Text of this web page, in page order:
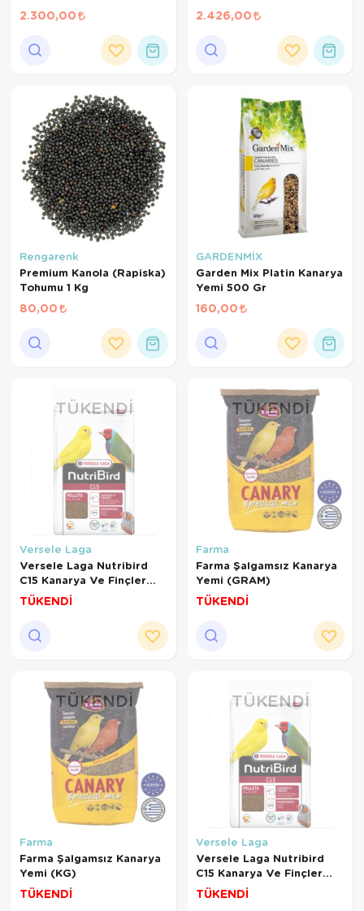
Yemi 20Kg
2.300,00 2.426,00
Rengarenk
Premium Kanola (Rapiska)
Tohumu 1 Kg
80,00
GARDENMİX
Garden Mix Platin Kanarya
Yemi 500 Gr
160,00
TÜKENDI
Versele Laga
Versele Laga Nutribird
C15 Kanarya Ve Finçler
İçin Meyveli Pelet Yem (1
KG BÖLÜNMÜŞ)
TÜKENDİ
TÜKENDI
Farma
Farma Şalgamsız Kanarya
Yemi (GRAM)
TÜKENDİ
TÜKENDI
Farma
Farma Şalgamsız Kanarya
Yemi (KG)
TÜKENDİ
TÜKENDI
Versele Laga
Versele Laga Nutribird
C15 Kanarya Ve Finçler
İçin Meyveli Pelet Yem 3
Kg
TÜKENDİ